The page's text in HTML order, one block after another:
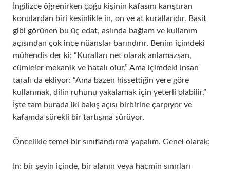
İngilizce öğrenirken çoğu kişinin kafasını karıştıran
konulardan biri kesinlikle in, on ve at kurallarıdır. Basit
gibi görünen bu üç edat, aslında bağlam ve kullanım
açısından çok ince nüanslar barındırır. Benim içimdeki
mühendis der ki: “Kuralları net olarak anlamazsan,
cümleler mekanik ve hatalı olur.” Ama içimdeki insan
tarafı da ekliyor: “Ama bazen hissettiğin yere göre
kullanmak, dilin ruhunu yakalamak için yeterli olabilir.”
İşte tam burada iki bakış açısı birbirine çarpıyor ve
kafamda sürekli bir tartışma sürüyor.
Öncelikle temel bir sınıflandırma yapalım. Genel olarak:
In: bir şeyin içinde, bir alanın veya hacmin sınırları